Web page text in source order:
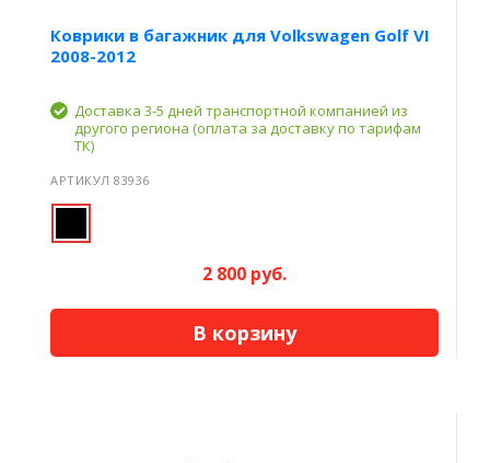
Коврики в багажник для Volkswagen Golf VI
2008-2012
Доставка 3-5 дней транспортной компанией из
другого региона (оплата за доставку по тарифам
ТК)
АРТИКУЛ 83936
2 800 руб.
В корзину